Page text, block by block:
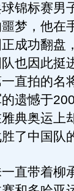
锦标赛男
梦，他在
成功翻盘
也因此挺
直拍的名
遗憾于
典奥运上
了中国队
带着柳承